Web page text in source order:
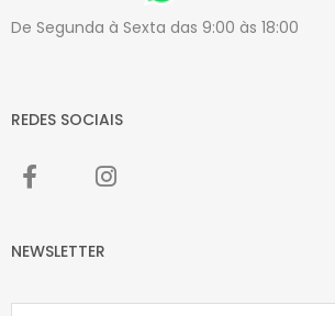
De Segunda à Sexta das 9:00 às 18:00
REDES SOCIAIS
NEWSLETTER